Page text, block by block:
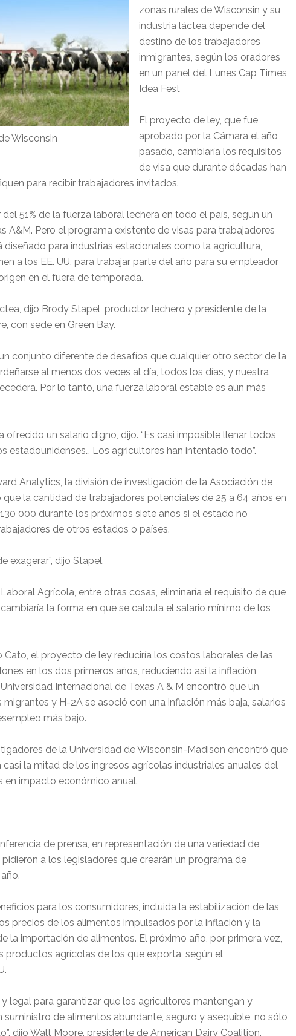
Wisconsin
zonas rurales de Wisconsin y su
industria láctea depende del
destino de los trabajadores
inmigrantes, según los oradores
en un panel del Lunes Cap Times
Idea Fest
El proyecto de ley, que fue
aprobado por la Cámara el año
pasado, cambiaría los requisitos
de visa que durante décadas han
para recibir trabajadores invitados.
51% de la fuerza laboral lechera en todo el país, según un
A&M. Pero el programa existente de visas para trabajadores
para industrias estacionales como la agricultura,
a los EE. UU. para trabajar parte del año para su empleador
en el fuera de temporada.
dijo Brody Stapel, productor lechero y presidente de la
con sede en Green Bay.
conjunto diferente de desafíos que cualquier otro sector de la
al menos dos veces al día, todos los días, y nuestra
Por lo tanto, una fuerza laboral estable es aún más
un salario digno, dijo. “Es casi imposible llenar todos
estadounidenses… Los agricultores han intentado todo”.
Analytics, la división de investigación de la Asociación de
la cantidad de trabajadores potenciales de 25 a 64 años en
000 durante los próximos siete años si el estado no
de otros estados o países.
exagerar”, dijo Stapel.
Agrícola, entre otras cosas, eliminaría el requisito de que
la forma en que se calcula el salario mínimo de los
el proyecto de ley reduciría los costos laborales de las
en los dos primeros años, reduciendo así la inflación
Internacional de Texas A & M encontró que un
y H-2A se asoció con una inflación más baja, salarios
más bajo.
de la Universidad de Wisconsin-Madison encontró que
la mitad de los ingresos agrícolas industriales anuales del
en impacto económico anual.
de prensa, en representación de una variedad de
a los legisladores que crearán un programa de
para los consumidores, incluida la estabilización de las
precios de los alimentos impulsados ​​por la inflación y la
la importación de alimentos. El próximo año, por primera vez,
productos agrícolas de los que exporta, según el
legal para garantizar que los agricultores mantengan y
de alimentos abundante, seguro y asequible, no sólo
dijo Walt Moore, presidente de American Dairy Coalition.